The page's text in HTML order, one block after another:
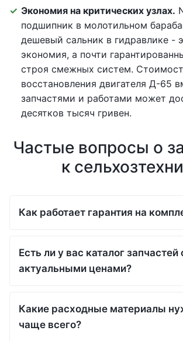
Экономия на критических узлах.
подшипник в молотильном
дешевый сальник в гидравлике -
экономия, а почти
строя смежных систем.
восстановления двигателя Д-65
запчастями и работами может
десятков тысяч гривен.
Частые вопросы о
к
Как работает гарантия на
Есть ли у вас каталог запчастей
актуальными ценами?
Какие расходные материалы
чаще всего?